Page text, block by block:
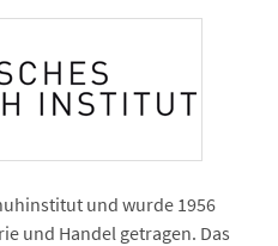
und wurde 1956
und Handel getragen. Das